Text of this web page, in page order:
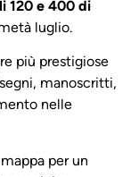
120 e 400 di
luglio.
più prestigiose
manoscritti,
nelle
per un